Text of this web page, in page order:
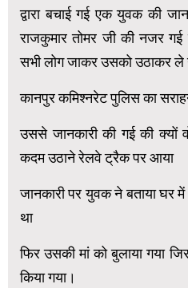
द्वारा बचाई गई एक युवक की
राजकुमार तोमर जी की नजर
सभी लोग जाकर उसको उठाकर ले
कानपुर कमिश्नरेट पुलिस का
उससे जानकारी की गई की
कदम उठाने रेलवे ट्रैक पर आया
जानकारी पर युवक ने बताया घर
था
फिर उसकी मां को बुलाया गया
किया गया।